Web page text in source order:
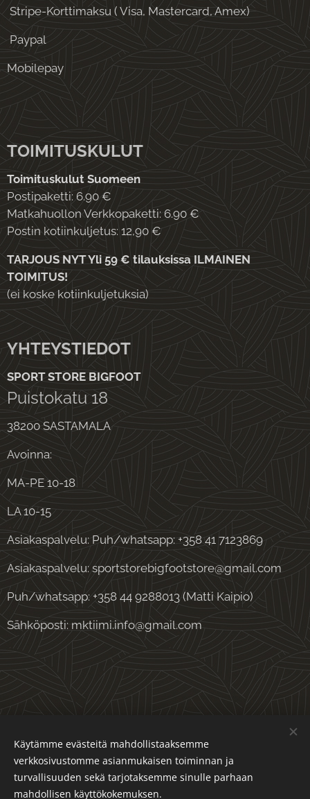
Stripe-Korttimaksu ( Visa, Mastercard, Amex)
Paypal
Mobilepay
TOIMITUSKULUT
Toimituskulut Suomeen
Postipaketti: 6.90 €
Matkahuollon Verkkopaketti: 6.90 €
Postin kotiinkuljetus: 12,90 €
TARJOUS NYT Yli 59 € tilauksissa ILMAINEN
TOIMITUS!
(ei koske kotiinkuljetuksia)
YHTEYSTIEDOT
SPORT STORE BIGFOOT
Puistokatu 18
38200 SASTAMALA
Avoinna:
MA-PE 10-18
LA 10-15
Asiakaspalvelu: Puh/whatsapp: +358 41 7123869
Asiakaspalvelu: sportstorebigfootstore@gmail.com
Puh/whatsapp: +358 44 9288013 (Matti Kaipio)
Sähköposti: mktiimi.info@gmail.com
Evästeet
Kielet
Suomi
English
Käytämme evästeitä mahdollistaaksemme
verkkosivustomme asianmukaisen toiminnan ja
turvallisuuden sekä tarjotaksemme sinulle parhaan
mahdollisen käyttökokemuksen.